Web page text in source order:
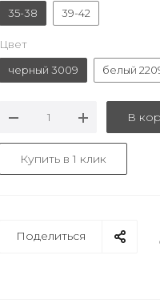
35-38
39-42
Цвет
черный 3009
белый
В
Купить в 1 клик
Поделиться